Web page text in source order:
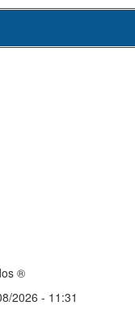
®
2026 - 11:31